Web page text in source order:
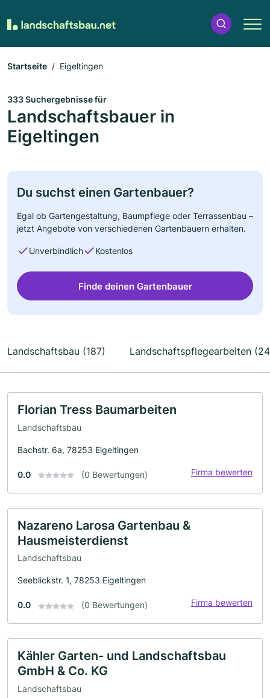
Startseite Eigeltingen
333 Suchergebnisse für
Landschaftsbauer in
Eigeltingen
Du suchst einen Gartenbauer?
Egal ob Gartengestaltung, Baumpflege oder Terrassenbau –
jetzt Angebote von verschiedenen Gartenbauern erhalten.
Unverbindlich Kostenlos
Finde deinen Gartenbauer
Landschaftsbau (187) Landschaftspflegearbeiten
Florian Tress Baumarbeiten
Landschaftsbau
Bachstr. 6a, 78253 Eigeltingen
0.0 (0 Bewertungen) Firma bewerten
Nazareno Larosa Gartenbau &
Hausmeisterdienst
Landschaftsbau
Seeblickstr. 1, 78253 Eigeltingen
0.0 (0 Bewertungen) Firma bewerten
Kähler Garten- und Landschaftsbau
GmbH & Co. KG
Landschaftsbau